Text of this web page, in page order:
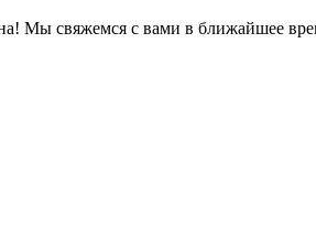
Мы свяжемся с вами в ближайшее